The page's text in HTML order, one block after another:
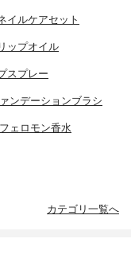
イルケアセット
リップオイル
スプレー
ンデーションブラシ
フェロモン香水
カテゴリ一覧へ